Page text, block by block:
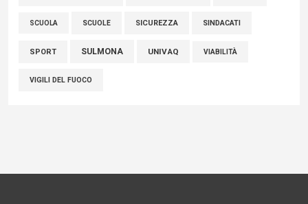
SCUOLA SCUOLE SICUREZZA SINDACATI
SPORT SULMONA UNIVAQ VIABILITÀ
VIGILI DEL FUOCO